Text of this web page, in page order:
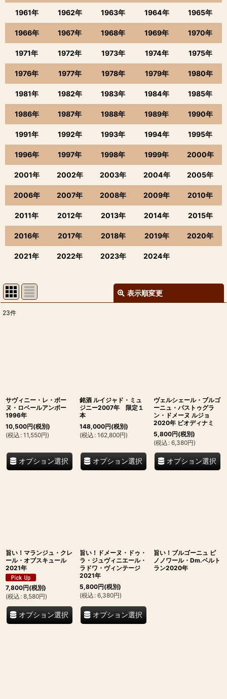
1961年 1962年 1963年 1964年 1965年
1966年 1967年 1968年 1969年 1970年
1971年 1972年 1973年 1974年 1975年
1976年 1977年 1978年 1979年 1980年
1981年 1982年 1983年 1984年 1985年
1986年 1987年 1988年 1989年 1990年
1991年 1992年 1993年 1994年 1995年
1996年 1997年 1998年 1999年 2000年
2001年 2002年 2003年 2004年 2005年
2006年 2007年 2008年 2009年 2010年
2011年 2012年 2013年 2014年 2015年
2016年 2017年 2018年 2019年 2020年
2021年 2022年 2023年 2024年
表示順変更
23件
サヴィニー・レ・ボー
ヌ・ロベールアンポー
1996年
10,500円(税別)
(税込 : 11,550円)
オプション選択
銘酒 ルイジャド・ミュ
ジニー2007年 限定１
本
148,000円(税別)
(税込 : 162,800円)
オプション選択
ヴェルシェール・ブルゴ
ーニュ・パストゥグラ
ン・ドメーヌ ルジョ
2020年 ビオディナミ
5,800円(税別)
(税込 : 6,380円)
オプション選択
旨い！マランジュ・クレ
ール・オブスキュール
2021年
7,800円(税別)
(税込 : 8,580円)
オプション選択
旨い！ドメーヌ・ドゥ・
ラ・ジュヴィニエール・
ラドワ・ヴィンテージ
2021年
5,800円(税別)
(税込 : 6,380円)
オプション選択
旨い！ブルゴーニュ ピ
ノノワール・Dm.ベルト
ラン2020年